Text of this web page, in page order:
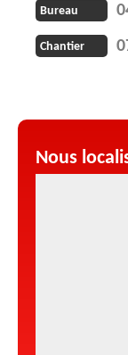
Bureau
Chantier
Nous